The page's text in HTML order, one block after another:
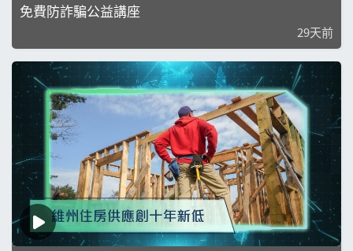
免費防詐騙公益講座
29天前